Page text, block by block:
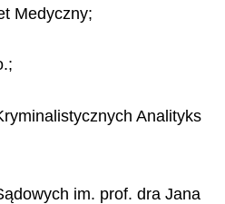
Medyczny;
Analityks
im. prof. dra Jana